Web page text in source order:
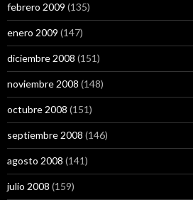
febrero 2009 (135)
enero 2009 (147)
diciembre 2008 (151)
noviembre 2008 (148)
octubre 2008 (151)
septiembre 2008 (146)
agosto 2008 (141)
julio 2008 (159)